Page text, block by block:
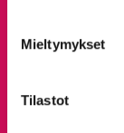
Mieltymykset
Tilastot